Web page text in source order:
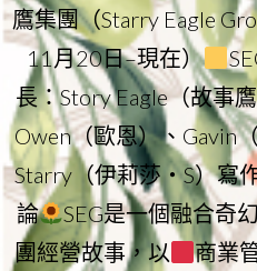
鷹集團（Starry Eagle
11月20日–現在）
長：Story Eagle（故事
Owen（歐恩）、Gavin
Starry（伊莉莎・S）寫
論
SEG是一個融合奇
團經營故事，以
商業